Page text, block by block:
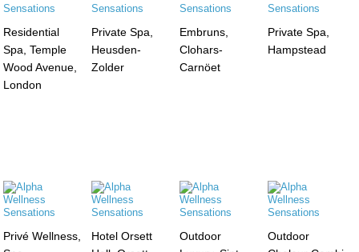
Residential
Spa, Temple
Wood Avenue,
London
Private Spa,
Heusden-
Zolder
Embruns,
Clohars-
Carnöet
Private Spa,
Hampstead
Privé Wellness,
Hotel Orsett
Outdoor
Outdoor